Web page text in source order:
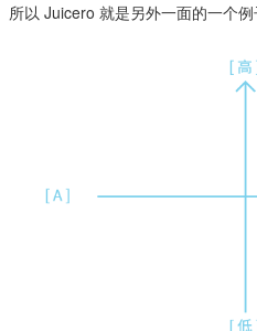
所以 Juicero 就是另外一面的一个例